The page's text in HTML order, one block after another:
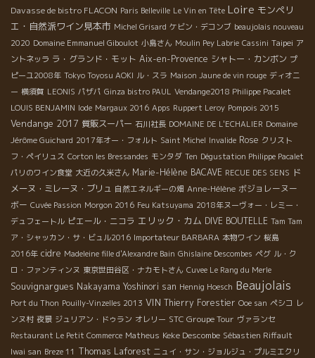
Davasse de bistro FLACON Paris Belleville Le Vin en Tête Loire モンペリ
エ・自然派ワイン見本市 Michel Grisard ケビン・デコンブ beaujolais nouveau
2020 Domaine Emmanuel Giboulot 小島さん Moulin Pey Labrie Cassini Taipei ア
ントネッラ ラ・グランド・モット Aix-en-Provence シャトー・カンボン プ
ピーユ2008年 Tokyo Toyosu AOKI ル・スラ Maison Jaune de vin rouge ディオニ
ー 横須賀 LEONIS パザパ Ginza bistro PAUL Vendange2018 Philippe Pacalet
LOUIS BENJAMIN Iode Margaux 2016 Apps Ruppert Leroy Pompois 2015
Vendange 2017 質販スーパー 石川社長 DOMAINE DE L'ECHALIER Domaine
Jérôme Guichard 2017年オー・フォルト Saint Michel Invalide Rose クリスト
フ・ペイリュス Corton les Bressandes モンタダ Ten Dégustation Philippe Pacalet
パリのワイン食堂 大近の久米さん Marie-Hélène BACAVE RECUE DES SENS ド
メーヌ・ミレーヌ・ブリュ 自然エネルギーの畑 Anne-Hélène ボジョレーヌー
ボー Cuvée Passion Morgon 2016 Feu Katsuyama 2018年ヌーヴォー・レミー・
デュフェートル ピエール・ニコラ エリック・カム DIVE BOUTELLE Tam Tam
ア・シャッカン・サ・ビュル2016 Importateur BARBARA 本物ワイン 桜島
2016年 cidre Madeleine fille d'Alexandre Bain Ghislaine Descombes ペグ ル・ク
ロ・ファンティンヌ 東京世田谷区・ナカモトさん Cuvee Le Rang du Merle
Souvignargues Nakayama Yoshinori san Hennig Hoesch Beaujolais
Port du Thon Pouilly-Vinzelles 2013 VIN Thierry Forestier Ooe san ペシコ レ
ンヌ村 夜景 ジュリアン・ドゥラン オレリー STC Groupe Tour ヴァランセ
Restaurant Le Petit Commerce Matheus Keke Descombe Sébastien Riffault
Iwai san Breze 11 Thomas Laforest ニュイ・サン・ジョルジュ・プルミエクリ